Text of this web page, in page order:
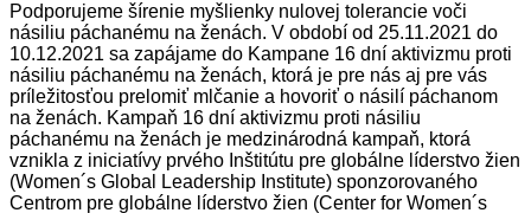
Podporujeme šírenie myšlienky nulovej tolerancie voči
násiliu páchanému na ženách. V období od 25.11.2021 do
10.12.2021 sa zapájame do Kampane 16 dní aktivizmu proti
násiliu páchanému na ženách, ktorá je pre nás aj pre vás
príležitosťou prelomiť mlčanie a hovoriť o násilí páchanom
na ženách. Kampaň 16 dní aktivizmu proti násiliu
páchanému na ženách je medzinárodná kampaň, ktorá
vznikla z iniciatívy prvého Inštitútu pre globálne líderstvo žien
(Women´s Global Leadership Institute) sponzorovaného
Centrom pre globálne líderstvo žien (Center for Women´s